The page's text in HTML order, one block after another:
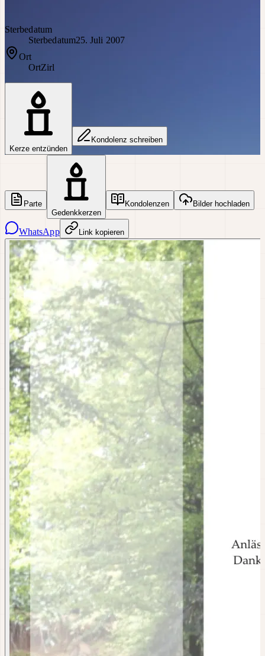
Sterbedatum
Sterbedatum25. Juli 2007
Ort
OrtZirl
Kerze entzünden
Kondolenz schreiben
Parte
Gedenkkerzen
Kondolenzen Bilder hochladen
WhatsApp Link kopieren